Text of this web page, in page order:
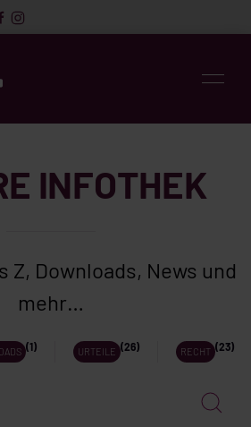
INFOTHEK
Z, Downloads, News und
mehr…
(1) URTEILE (26) RECHT (23)